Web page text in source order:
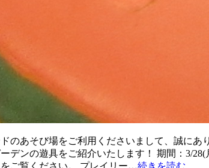
のあそび場をご利用くださいまして、誠に
デンの遊具をご紹介いたします！ 期間：3/